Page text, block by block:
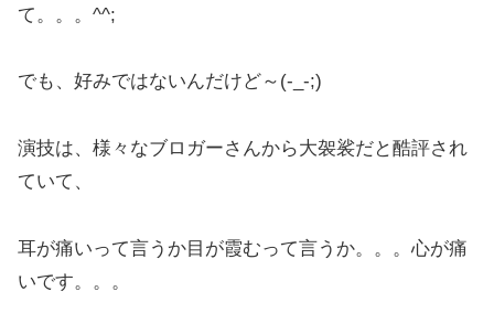
て。。。^^;
でも、好みではないんだけど～(-_-;)
演技は、様々なブロガーさんから大袈裟だと酷評され
ていて、
耳が痛いって言うか目が霞むって言うか。。。心が痛
いです。。。